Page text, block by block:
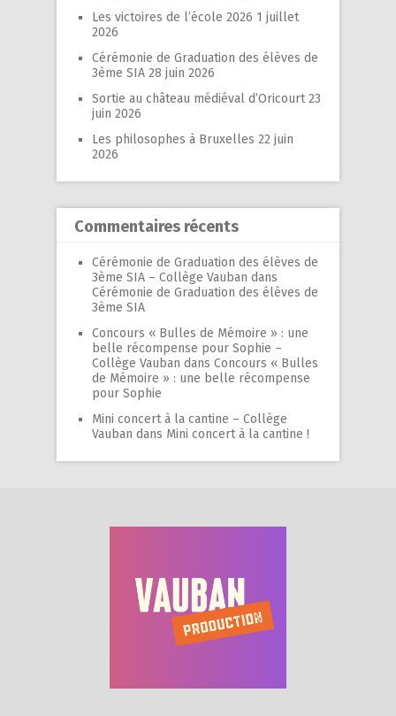
Les victoires de l’école 2026 1 juillet
2026
Cérémonie de Graduation des élèves de
3ème SIA 28 juin 2026
Sortie au château médiéval d’Oricourt 23
juin 2026
Les philosophes à Bruxelles 22 juin
2026
Commentaires récents
Cérémonie de Graduation des élèves de
3ème SIA – Collège Vauban dans
Cérémonie de Graduation des élèves de
3ème SIA
Concours « Bulles de Mémoire » : une
belle récompense pour Sophie –
Collège Vauban dans Concours « Bulles
de Mémoire » : une belle récompense
pour Sophie
Mini concert à la cantine – Collège
Vauban dans Mini concert à la cantine !